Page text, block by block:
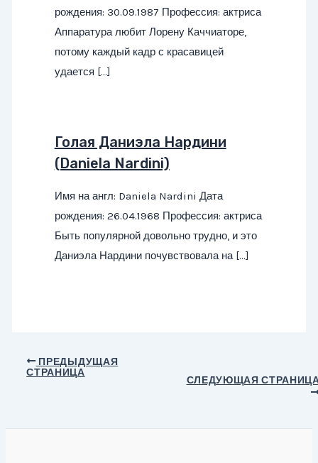
рождения: 30.09.1987 Профессия: актриса
Аппаратура любит Лорену Каччиаторе,
потому каждый кадр с красавицей
удается […]
Голая Даниэла Нардини
(Daniela Nardini)
Имя на англ: Daniela Nardini Дата
рождения: 26.04.1968 Профессия: актриса
Быть популярной довольно трудно, и это
Даниэла Нардини почувствовала на […]
Навигация
ПРЕДЫДУЩАЯ
СТРАНИЦА
СЛЕДУЮЩАЯ